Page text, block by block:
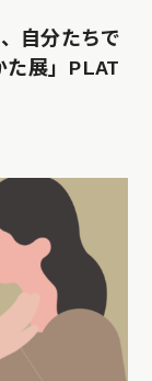
自分たちで
た展」PLAT